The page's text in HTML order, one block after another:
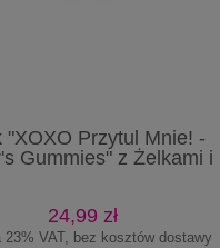
"XOXO Przytul Mnie! -
Gummies" z Żelkami i
24,99 zł
23% VAT, bez kosztów dostawy